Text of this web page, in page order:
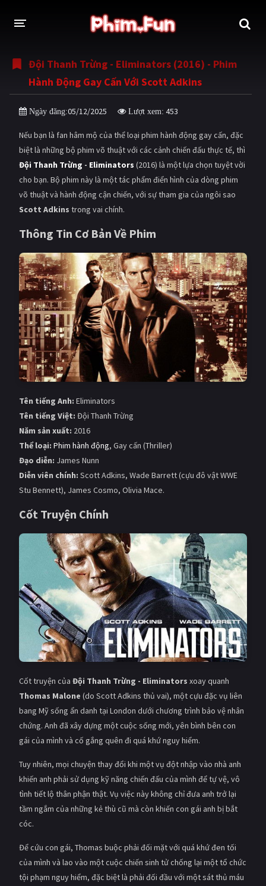
THỂ LOẠI
Thần thoại - Cổ trang Hành động
Tâm lý
Võ thuật - Kiếm hiệp
Kinh dị Tội phạm - Hình sự
Phiêu lưu Hài hước
Viễn tưởng
Hoạt hình Thể thao
Tình cảm - Lãng mạn Kỳ ảo
Giật gân Gia đình
Bí ẩn Lịch sử
Viễn Tây Tiểu sử
GameShow DramaTV
Âu - Mỹ
Hàn Quốc
Ấn Độ
Tổng hợp
CẬP NHẬT
PHIM MỚI
PHIM LẺ
PHIM CHIẾU RẠP
TUYỂN TẬP PHIM
BLOG
Đội Thanh Trừng - Eliminators (2016) - Phim
Hành Động Gay Cấn Với Scott Adkins
Ngày đăng:05/12/2025 Lượt xem: 453
Nếu bạn là fan hâm mộ của thể loại phim hành động gay cấn, đặc
biệt là những bộ phim võ thuật với các cảnh chiến đấu thực tế, thì
Đội Thanh Trừng - Eliminators (2016) là một lựa chọn tuyệt vời
cho bạn. Bộ phim này là một tác phẩm điển hình của dòng phim
võ thuật và hành động cận chiến, với sự tham gia của ngôi sao
Scott Adkins trong vai chính.
Thông Tin Cơ Bản Về Phim
Tên tiếng Anh: Eliminators
Tên tiếng Việt: Đội Thanh Trừng
Năm sản xuất: 2016
Thể loại: Phim hành động, Gay cấn (Thriller)
Đạo diễn: James Nunn
Diễn viên chính: Scott Adkins, Wade Barrett (cựu đô vật WWE
Stu Bennett), James Cosmo, Olivia Mace.
Cốt Truyện Chính
Cốt truyện của Đội Thanh Trừng - Eliminators xoay quanh
Thomas Malone (do Scott Adkins thủ vai), một cựu đặc vụ liên
bang Mỹ sống ẩn danh tại London dưới chương trình bảo vệ nhân
chứng. Anh đã xây dựng một cuộc sống mới, yên bình bên con
gái của mình và cố gắng quên đi quá khứ nguy hiểm.
Tuy nhiên, mọi chuyện thay đổi khi một vụ đột nhập vào nhà anh
khiến anh phải sử dụng kỹ năng chiến đấu của mình để tự vệ, vô
tình tiết lộ thân phận thật. Vụ việc này không chỉ đưa anh trở lại
tầm ngắm của những kẻ thù cũ mà còn khiến con gái anh bị bắt
cóc.
Để cứu con gái, Thomas buộc phải đối mặt với quá khứ đen tối
của mình và lao vào một cuộc chiến sinh tử chống lại một tổ chức
tội phạm nguy hiểm, đặc biệt là phải đối đầu với một sát thủ máu